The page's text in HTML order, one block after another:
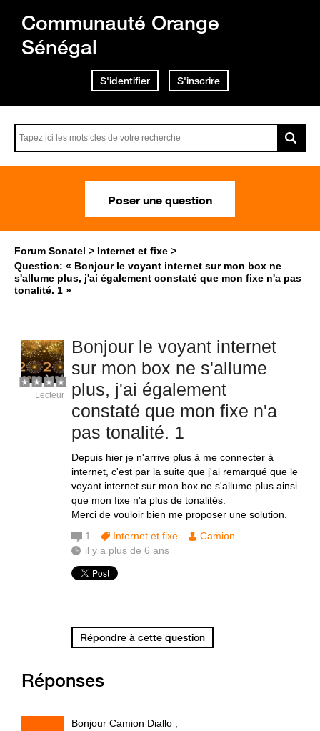
Communauté Orange
Sénégal
S'identifier S'inscrire
Poser une question
Forum Sonatel
Internet et fixe
Question: « Bonjour le voyant internet sur mon box ne
s'allume plus, j'ai également constaté que mon fixe n'a pas
tonalité. 1 »
Bonjour le voyant internet
sur mon box ne s'allume
plus, j'ai également
constaté que mon fixe n'a
pas tonalité. 1
Depuis hier je n'arrive plus à me connecter à
internet, c'est par la suite que j'ai remarqué que le
voyant internet sur mon box ne s'allume plus ainsi
que mon fixe n'a plus de tonalités.
Merci de vouloir bien me proposer une solution.
Lecteur
1 Internet et fixe
Camion
il y a plus de 6 ans
Répondre à cette question
Réponses
Bonjour Camion Diallo ,